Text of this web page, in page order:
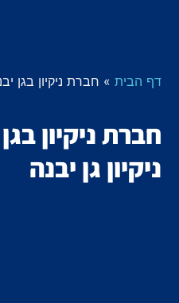
דף הבית » חברת ניקיון בגן
חברת ניקיון
ניקיון גן יבנה